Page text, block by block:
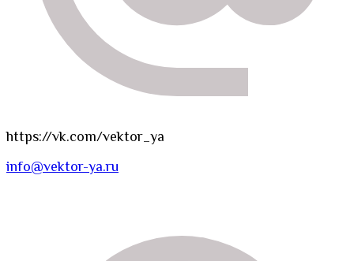
https://vk.com/vektor_ya
info@vektor-ya.ru